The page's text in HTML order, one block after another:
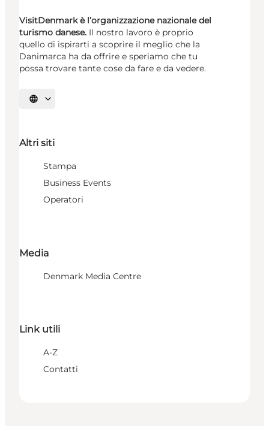
VisitDenmark è l’organizzazione nazionale del
turismo danese. Il nostro lavoro è proprio
quello di ispirarti a scoprire il meglio che la
Danimarca ha da offrire e speriamo che tu
possa trovare tante cose da fare e da vedere.
Seleziona la lingua
Altri siti
Stampa
Business Events
Operatori
Media
Denmark Media Centre
Link utili
A-Z
Contatti